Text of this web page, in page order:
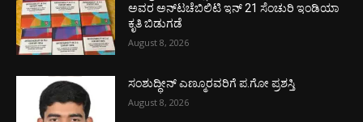
ಅವರ ಅನ್‌ಟಚೆಬಿಲಿಟಿ ಇನ್ 21 ಸೆಂಚುರಿ ಇಂಡಿಯಾ
ಕೃತಿ ಬಿಡುಗಡೆ
August 8, 2026
ಸಂಶುದ್ಧೀನ್ ಎಣ್ಮೂರವರಿಗೆ ಪ.ಗೋ ಪ್ರಶಸ್ತಿ
August 8, 2026